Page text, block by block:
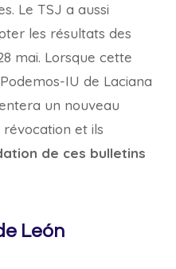
Le TSJ a aussi
les résultats des
mai. Lorsque cette
IU de Laciana
un nouveau
et ils
de ces bulletins
León